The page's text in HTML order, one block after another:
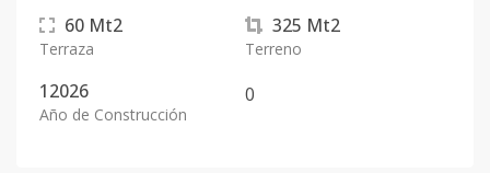
60 Mt2
Terraza
325 Mt2
Terreno
12026
Año de Construcción
0